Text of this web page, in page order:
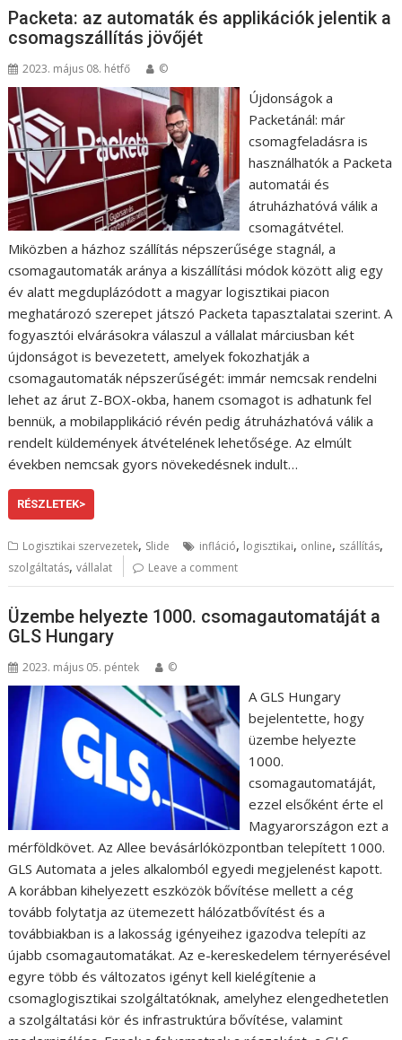
Packeta: az automaták és applikációk jelentik a
csomagszállítás jövőjét
2023. május 08. hétfő ©
Újdonságok a
Packetánál: már
csomagfeladásra is
használhatók a Packeta
automatái és
átruházhatóvá válik a
csomagátvétel.
Miközben a házhoz szállítás népszerűsége stagnál, a
csomagautomaták aránya a kiszállítási módok között alig egy
év alatt megduplázódott a magyar logisztikai piacon
meghatározó szerepet játszó Packeta tapasztalatai szerint. A
fogyasztói elvárásokra válaszul a vállalat márciusban két
újdonságot is bevezetett, amelyek fokozhatják a
csomagautomaták népszerűségét: immár nemcsak rendelni
lehet az árut Z-BOX-okba, hanem csomagot is adhatunk fel
bennük, a mobilapplikáció révén pedig átruházhatóvá válik a
rendelt küldemények átvételének lehetősége. Az elmúlt
években nemcsak gyors növekedésnek indult…
RÉSZLETEK>
Logisztikai szervezetek, Slide infláció, logisztikai, online, szállítás,
szolgáltatás,vállalat Leave a comment
Üzembe helyezte 1000. csomagautomatáját a
GLS Hungary
2023. május 05. péntek ©
A GLS Hungary
bejelentette, hogy
üzembe helyezte
1000.
csomagautomatáját,
ezzel elsőként érte el
Magyarországon ezt a
mérföldkövet. Az Allee bevásárlóközpontban telepített 1000.
GLS Automata a jeles alkalomból egyedi megjelenést kapott.
A korábban kihelyezett eszközök bővítése mellett a cég
tovább folytatja az ütemezett hálózatbővítést és a
továbbiakban is a lakosság igényeihez igazodva telepíti az
újabb csomagautomatákat. Az e-kereskedelem térnyerésével
egyre több és változatos igényt kell kielégítenie a
csomaglogisztikai szolgáltatóknak, amelyhez elengedhetetlen
a szolgáltatási kör és infrastruktúra bővítése, valamint